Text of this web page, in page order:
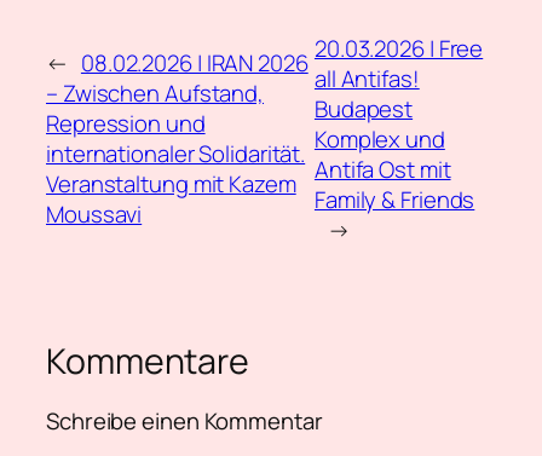
← 08.02.2026 | IRAN 2026
– Zwischen Aufstand,
Repression und
internationaler Solidarität.
Veranstaltung mit Kazem
Moussavi
20.03.2026 | Free
all Antifas!
Budapest
Komplex und
Antifa Ost mit
Family & Friends
→
Kommentare
Schreibe einen Kommentar